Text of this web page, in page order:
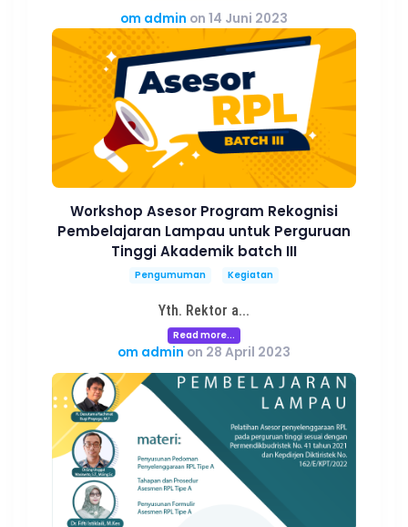
om admin on 14 Juni 2023
Workshop Asesor Program Rekognisi
Pembelajaran Lampau untuk Perguruan
Tinggi Akademik batch III
Pengumuman Kegiatan
Yth. Rektor a...
Read more...
om admin on 28 April 2023